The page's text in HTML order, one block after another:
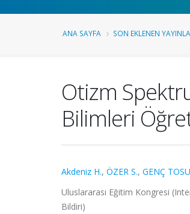
ANA SAYFA SON EKLENEN
Otizm
Bilimleri
Akdeniz H., ÖZER S., GENÇ
Uluslararası Eğitim Kongresi
Bildiri)